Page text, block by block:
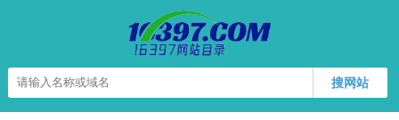
搜网站